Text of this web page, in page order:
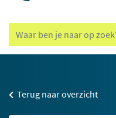
Terug naar overzicht